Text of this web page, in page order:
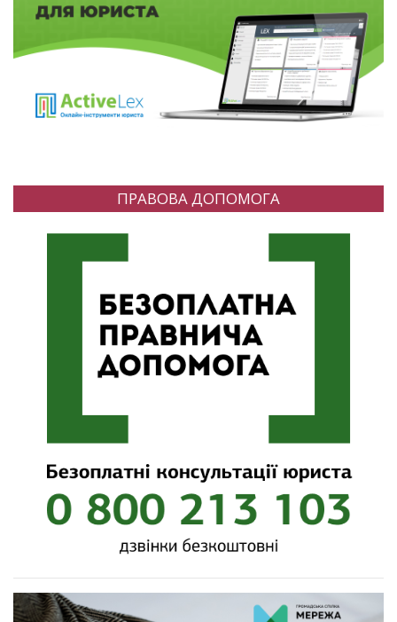
ПРАВОВА ДОПОМОГА